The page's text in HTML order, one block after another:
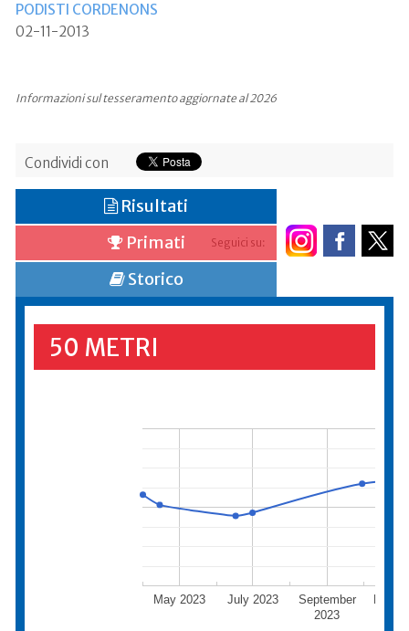
PODISTI CORDENONS
02-11-2013
Informazioni sul tesseramento aggiornate al 2026
Condividi con
Seguici su:
Risultati
Primati
Storico
50 METRI
May 2023 July 2023
September
2023